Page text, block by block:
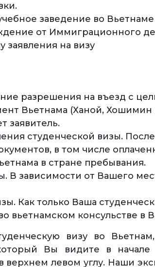
заведение во Вьетнаме
от Иммиграционного
заявления на визу
разрешения на въезд с
Вьетнама (Ханой,
заявитель.
студенческой визы.
в том числе
в стране пребывания.
В зависимости от Вашего
Как только Ваша
вьетнамском консульстве в
визу во
Вы видите в
верхнем левом углу. Наши